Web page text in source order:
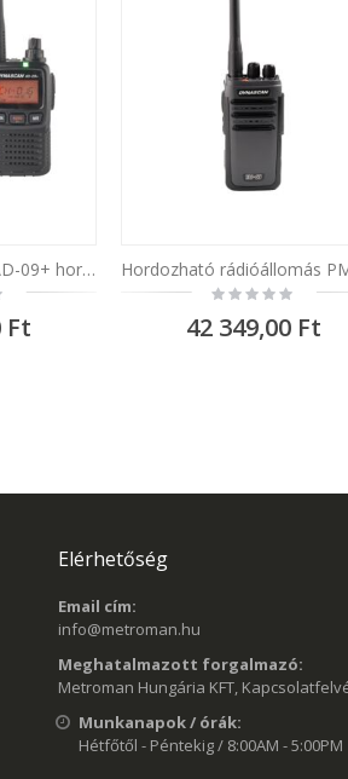
PMR PNI Dynascan AD-09+ hordozható rádióállomás, 446 MHz, 0,5 W, 16 csatornás, 2 db
Ft
Rating:
0%
42 349,00 Ft
Elérhetőség
Email cím:
info@metroman.hu
Meghatalmazott forgalmazó:
Metroman Hungária KFT,
Munkanapok / órák:
Hétfőtől - Péntekig / 8:00AM - 5:00PM